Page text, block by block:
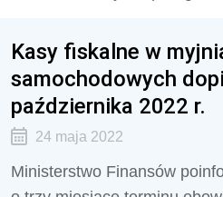
Kasy fiskalne w
samochodowych
października 2022 r.
24 maja 2022
Ministerstwo Finansów